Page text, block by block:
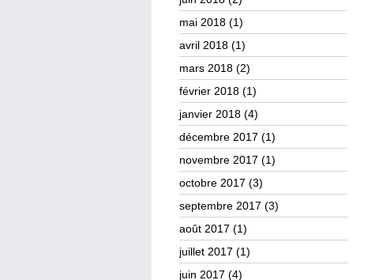
mai 2018 (1)
avril 2018 (1)
mars 2018 (2)
février 2018 (1)
janvier 2018 (4)
décembre 2017 (1)
novembre 2017 (1)
octobre 2017 (3)
septembre 2017 (3)
août 2017 (1)
juillet 2017 (1)
juin 2017 (4)